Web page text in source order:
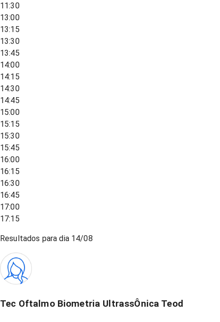
11:30
13:00
13:15
13:30
13:45
14:00
14:15
14:30
14:45
15:00
15:15
15:30
15:45
16:00
16:15
16:30
16:45
17:00
17:15
Resultados para dia 14/08
Tec Oftalmo Biometria UltrassÔnica Teod